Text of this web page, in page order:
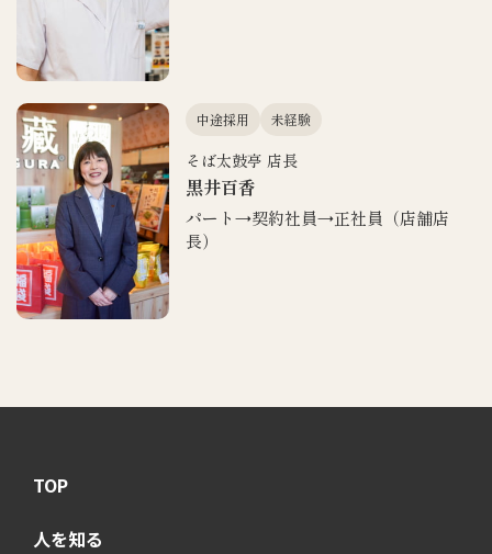
中途採用 未経験
そば太鼓亭 店長
黒井百香
パート→契約社員→正社員（店舗店
長）
TOP
人を知る